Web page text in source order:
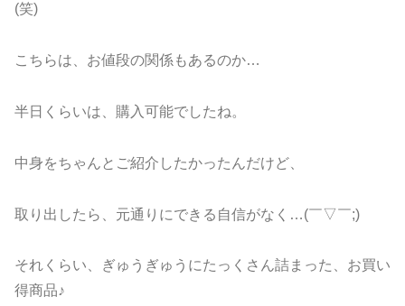
(笑)
こちらは、お値段の関係もあるのか…
半日くらいは、購入可能でしたね。
中身をちゃんとご紹介したかったんだけど、
取り出したら、元通りにできる自信がなく…(￣▽￣;)
それくらい、ぎゅうぎゅうにたっくさん詰まった、お買い
得商品♪